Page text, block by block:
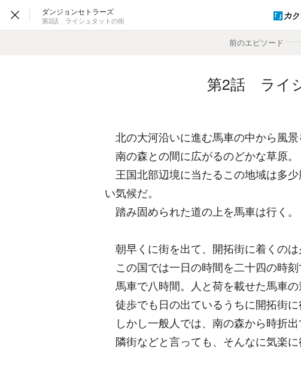
ダンジョンセトラーズ
第2話 ライシュタットの街
前のエピソード
――
第2話 ライ
北の大河沿いに進む馬車の中から風景
南の森との間に広がるのどかな草原。
王国北部辺境に当たるこの地域は多
い気候だ。
踏み固められた道の上を馬車は行く。
朝早くに街を出て、開拓街に着くのは
この国では一日の時間を二十四の時刻
馬車で八時間。人と荷を載せた馬車の
徒歩でも日の出ているうちに開拓街に
しかし一般人では、南の森から時折出
隣街などと言っても、そんなに気楽に